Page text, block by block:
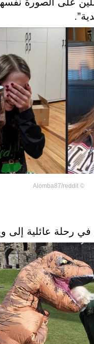
©
Alomba87/reddit